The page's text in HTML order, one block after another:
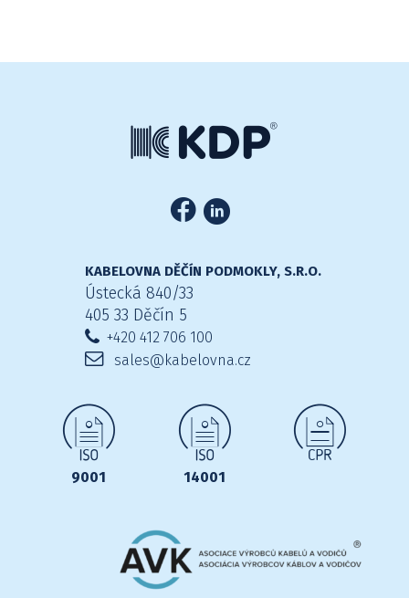
KABELOVNA DĚČÍN PODMOKLY, S.R.O.
Ústecká 840/33
405 33 Děčín 5
+420 412 706 100
sales@kabelovna.cz
9001 14001